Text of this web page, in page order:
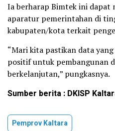
Ia berharap Bimtek ini dapat
aparatur pemerintahan di
kabupaten/kota terkait
“Mari kita pastikan data
positif untuk pembangunan
berkelanjutan,” pungkasnya.
Sumber berita : DKISP
Pemprov Kaltara